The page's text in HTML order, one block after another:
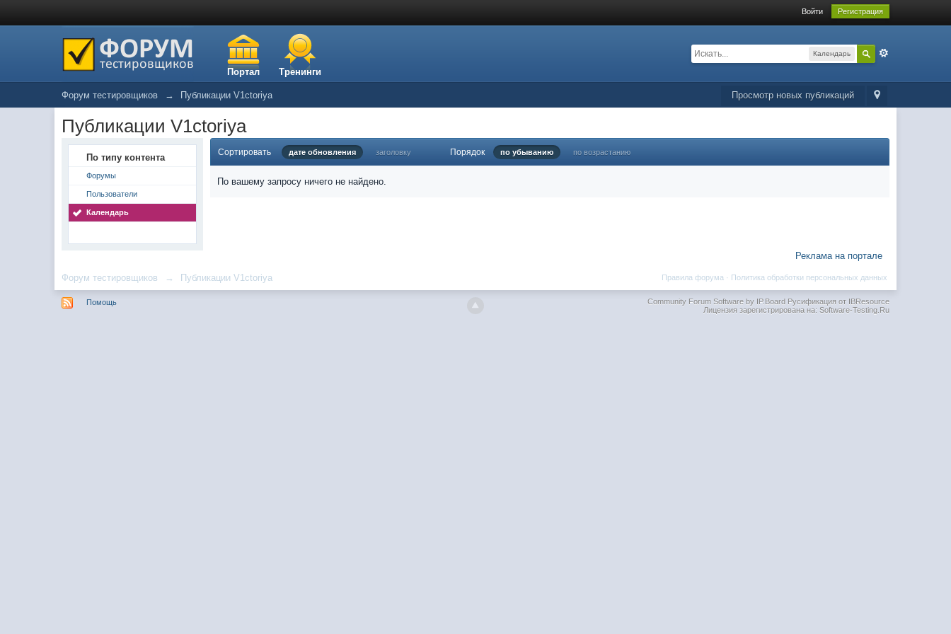
Войти Регистрация
Портал Тренинги
Календарь
Просмотр новых публикаций
Форум тестировщиков → Публикации V1ctoriya
Публикации V1ctoriya
По типу контента
Форумы
Пользователи
Календарь
Сортировать дате обновления заголовку Порядок по убыванию по возрастанию
По вашему запросу ничего не найдено.
Реклама на портале
Форум тестировщиков → Публикации V1ctoriya Политика обработки персональных данных
Правила форума ·
Помощь Community Forum Software by IP.BoardРусификация от IBResource
Лицензия зарегистрирована на: Software-Testing.Ru